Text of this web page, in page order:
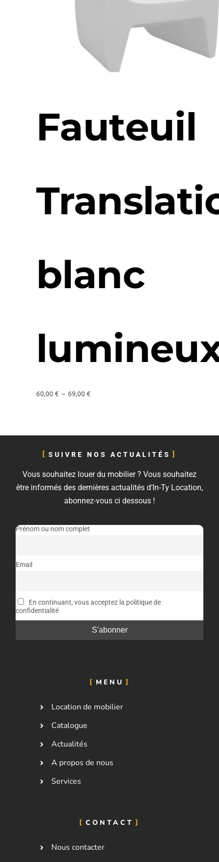
Fauteuil
blanc
60,00 € – 69,00 €
SUIVRE NOS ACTUALITÉS
Vous souhaitez louer du mobilier ? Vous souhaitez
être informés des dernières actualités d’In-Ty Location,
abonnez-vous ci dessous !
Prénom ou nom complet
Email
En continuant, vous acceptez la politique de
confidentialité
MENU
Location de mobilier
Catalogue
Actualités
A propos de nous
Services
CONTACT
Nous contacter